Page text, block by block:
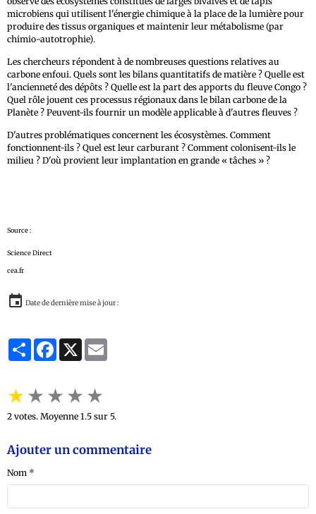
microbiens qui utilisent l'énergie chimique à la place de la lumière pour
produire des tissus organiques et maintenir leur métabolisme (par
chimio-autotrophie).
Les chercheurs répondent à de nombreuses questions relatives au
carbone enfoui. Quels sont les bilans quantitatifs de matière ? Quelle est
l'ancienneté des dépôts ? Quelle est la part des apports du fleuve Congo ?
Quel rôle jouent ces processus régionaux dans le bilan carbone de la
Planète ? Peuvent-ils fournir un modèle applicable à d'autres fleuves ?
D'autres problématiques concernent les écosystèmes. Comment
fonctionnent-ils ? Quel est leur carburant ? Comment colonisent-ils le
milieu ? D'où provient leur implantation en grande « tâches » ?
Source :
Science Direct
cea.fr
Date de dernière mise à jour :
PartagerFacebook
X
★★★★★
2 votes. Moyenne 1.5 sur 5.
Ajouter un commentaire
Nom